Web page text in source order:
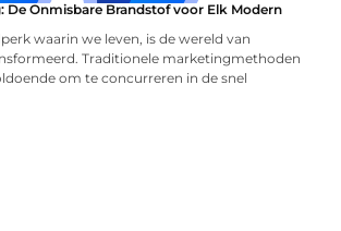
De Onmisbare Brandstof voor Elk Modern
waarin we leven, is de wereld van
Traditionele marketingmethoden
om te concurreren in de snel